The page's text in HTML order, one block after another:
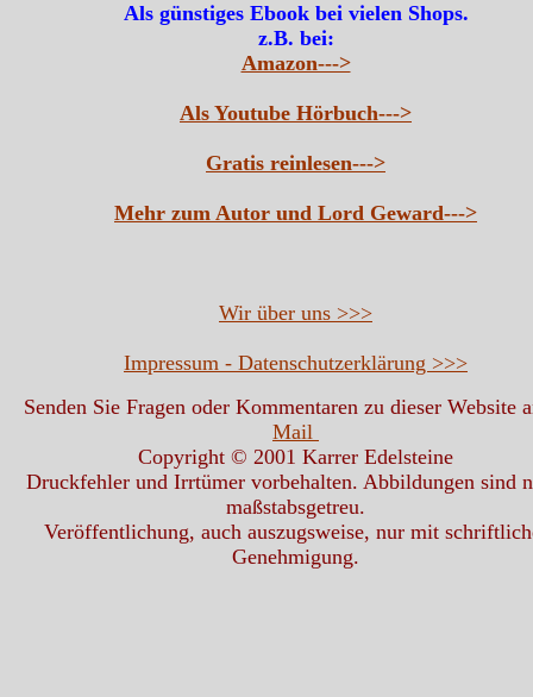
Als günstiges Ebook bei vielen Shops.
z.B. bei:
Amazon--->
Als Youtube Hörbuch--->
Gratis reinlesen--->
Mehr zum Autor und Lord Geward--->
Wir über uns >>>
Impressum - Datenschutzerklärung >>>
Senden Sie Fragen oder Kommentaren zu dieser Website
Mail
Copyright © 2001 Karrer Edelsteine
Druckfehler und Irrtümer vorbehalten. Abbildungen sind
maßstabsgetreu.
Veröffentlichung, auch auszugsweise, nur mit
Genehmigung.